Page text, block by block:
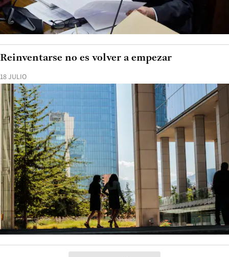
18 JULIO
Reinventarse no es volver a empezar